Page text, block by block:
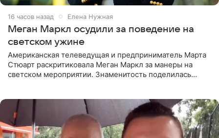
16 часов назад Елена Нужная
Меган Маркл осудили за поведение на
светском ужине
Американская телеведущая и предприниматель Марта
Стюарт раскритиковала Меган Маркл за манеры на
светском мероприятии. Знаменитость поделилась